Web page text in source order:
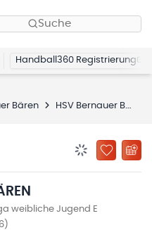
Suche
Handball360 Registrierung
Bären HSV Bernauer Bären
ZU
weibliche Jugend E